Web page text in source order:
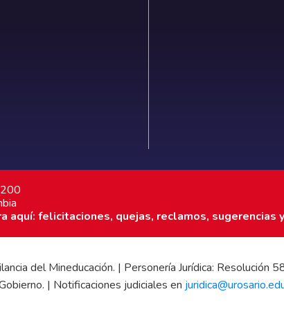
aquí: felicitaciones, quejas, reclamos, sugerencias
del Mineducación. | Personería Jurídica:
| Notificaciones judiciales en